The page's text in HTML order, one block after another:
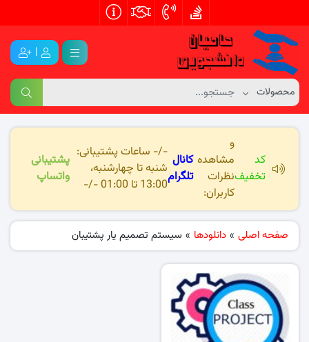
|
کد
تخفیف
و
مشاهده
نظرات
کاربران:
کانال
تلگرام
-/- ساعات پشتیبانی:
شنبه تا چهارشنبه،
13:00 تا 01:00 -/-
پشتیبانی
واتساپ
صفحه اصلی » دانلودها » سیستم تصمیم یار پشتیبان